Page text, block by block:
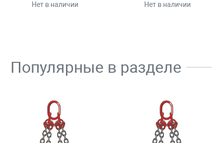
Нет в наличии Нет в наличии
Популярные в разделе